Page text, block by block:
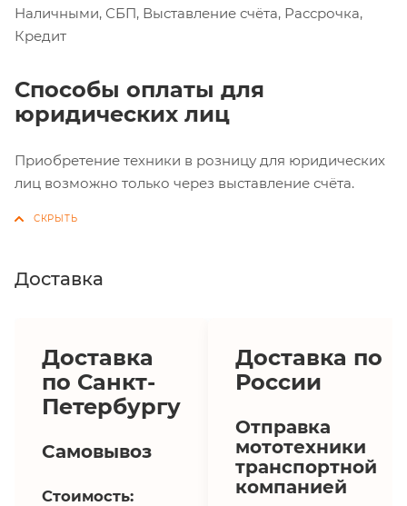
Наличными, СБП, Выставление счёта, Рассрочка,
Кредит
Способы оплаты для
юридических лиц
Приобретение техники в розницу для юридических
лиц возможно только через выставление счёта.
Доставка
Доставка
по Санкт-
Петербургу
Самовывоз
Стоимость:
Доставка по
России
Отправка
мототехники
транспортной
компанией